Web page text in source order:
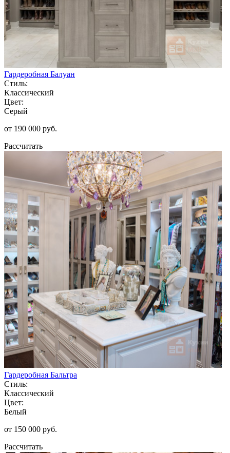
Гардеробная Балуан
Стиль:
Классический
Цвет:
Серый
от 190 000 руб.
Рассчитать
Гардеробная Бальтра
Стиль:
Классический
Цвет:
Белый
от 150 000 руб.
Рассчитать